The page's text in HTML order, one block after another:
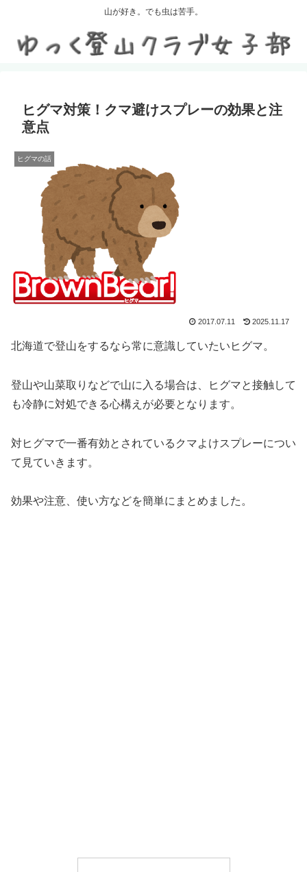
山が好き。でも虫は苦手。
ヒグマ対策！クマ避けスプレーの効果と注
意点
ヒグマの話
2017.07.11 2025.11.17
北海道で登山をするなら常に意識していたいヒグマ。
登山や山菜取りなどで山に入る場合は、ヒグマと接触して
も冷静に対処できる心構えが必要となります。
対ヒグマで一番有効とされているクマよけスプレーについ
て見ていきます。
効果や注意、使い方などを簡単にまとめました。